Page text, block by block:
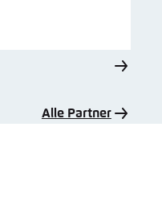
Alle Partner